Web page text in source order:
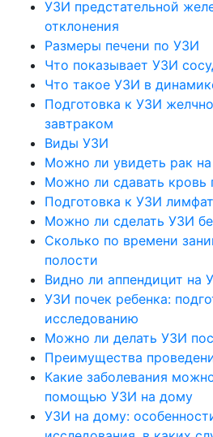
УЗИ предстательной
отклонения
Размеры печени по УЗИ
Что показывает УЗИ
Что такое УЗИ в
Подготовка к УЗИ
завтраком
Виды УЗИ
Можно ли увидеть рак
Можно ли сдавать кровь
Подготовка к УЗИ
Можно ли сделать УЗИ
Сколько по времени
полости
Видно ли аппендицит на
УЗИ почек ребенка:
исследованию
Можно ли делать УЗИ
Преимущества
Какие заболевания
помощью УЗИ на дому
УЗИ на дому: